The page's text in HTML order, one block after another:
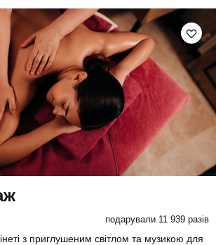
подарували 11 939 разів
з приглушеним світлом та музикою для